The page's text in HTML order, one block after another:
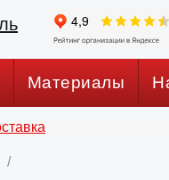
Материалы